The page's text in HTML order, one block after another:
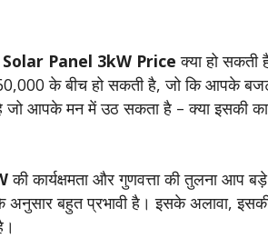
Panel 3kW Price क्या हो
के बीच हो सकती है, जो कि आपके
आपके मन में उठ सकता है – क्या इसकी
की कार्यक्षमता और गुणवत्ता की तुलना आप
बहुत प्रभावी है। इसके अलावा,